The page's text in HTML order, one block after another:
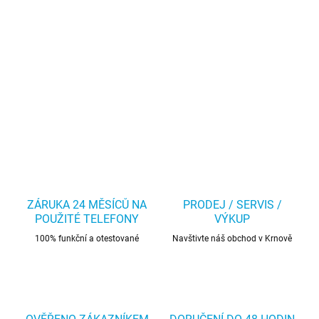
ZÁRUKA 24 MĚSÍCŮ NA
POUŽITÉ TELEFONY
100% funkční a otestované
PRODEJ / SERVIS /
VÝKUP
Navštivte náš obchod v Krnově